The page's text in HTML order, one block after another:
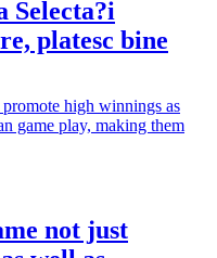
Selecta?i
platesc bine
not just